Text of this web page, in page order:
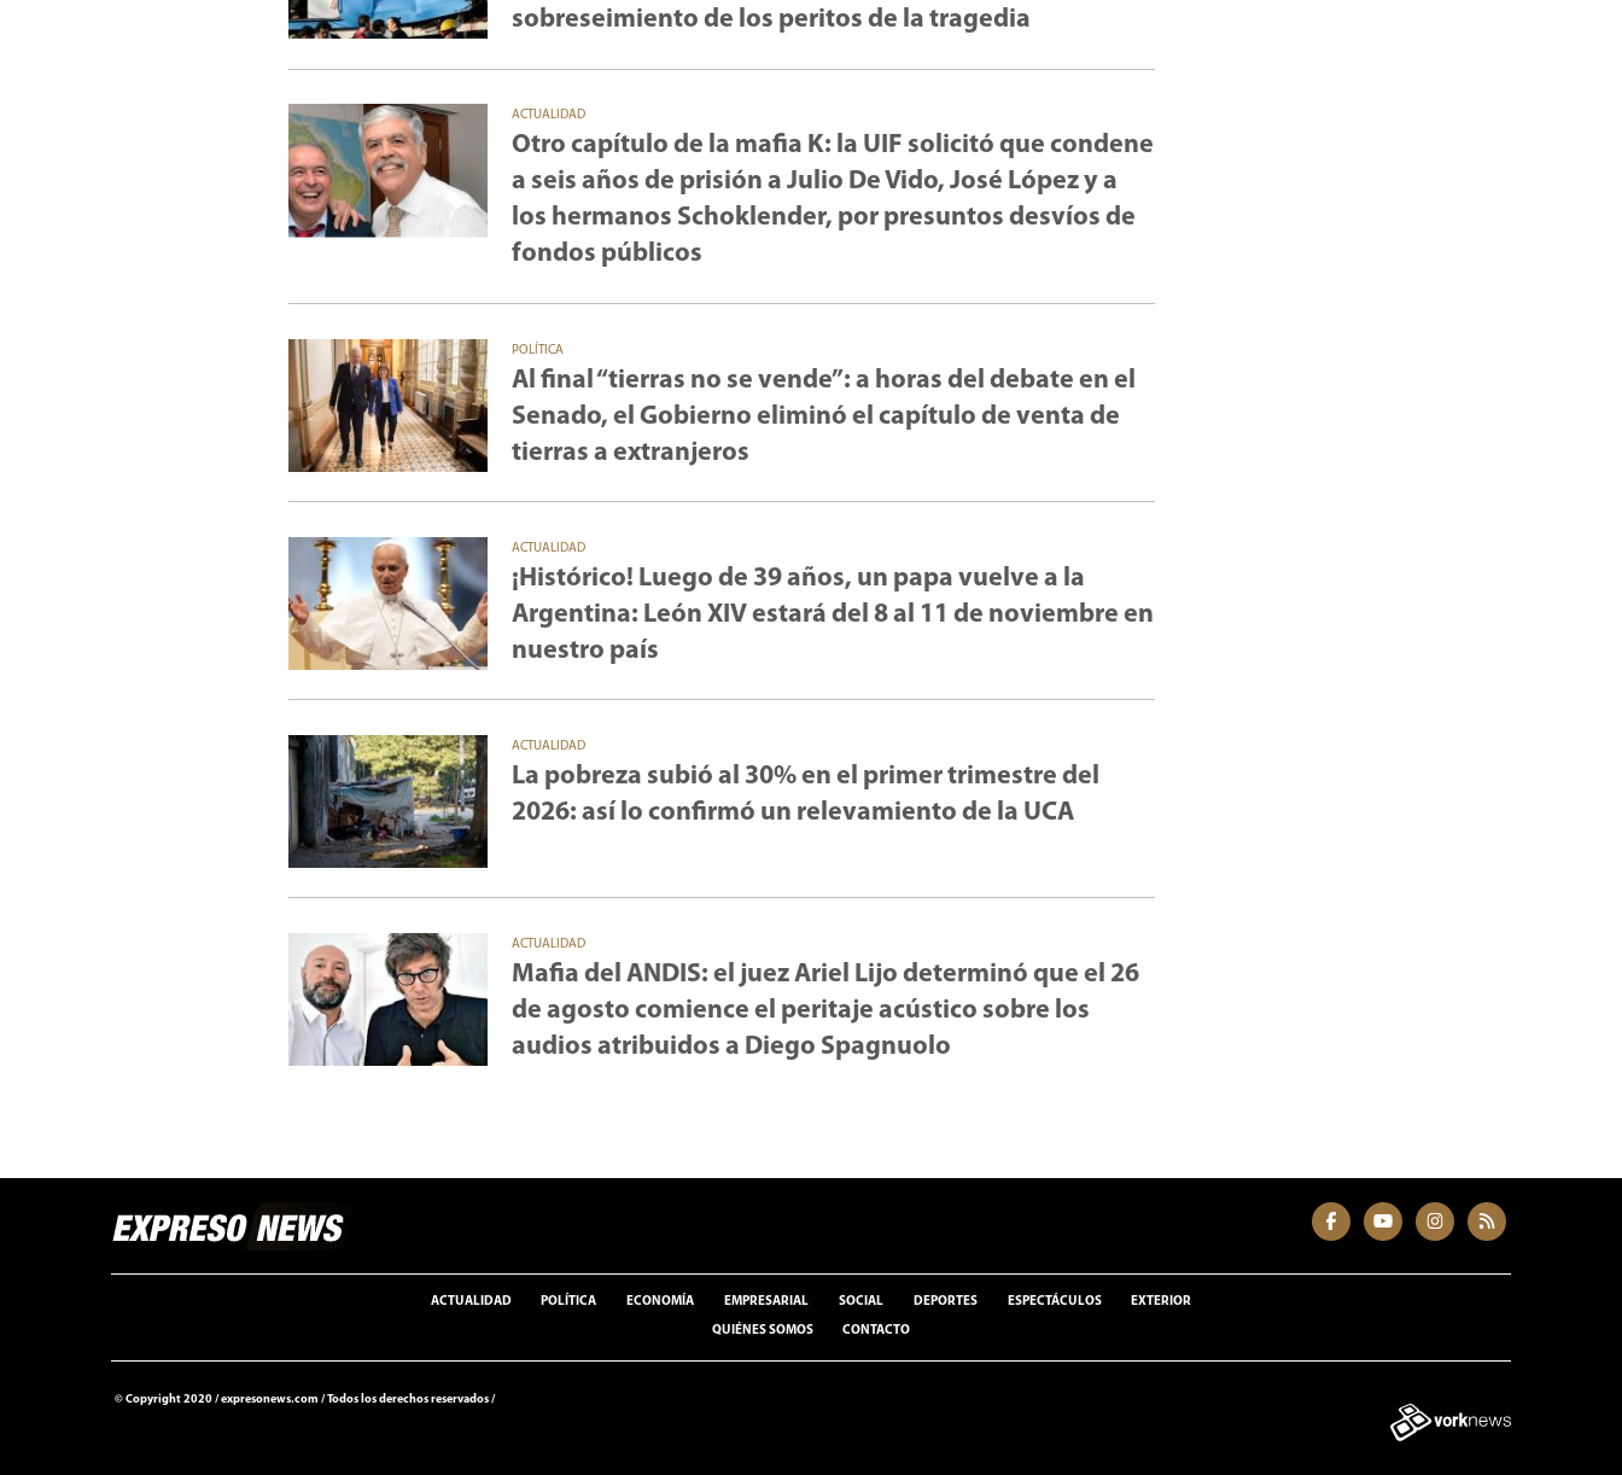
sobreseimiento de los peritos de la tragedia
ACTUALIDAD
Otro capítulo de la mafia K: la UIF solicitó que condene
a seis años de prisión a Julio De Vido, José López y a
los hermanos Schoklender, por presuntos desvíos de
fondos públicos
POLÍTICA
Al final “tierras no se vende”: a horas del debate en el
Senado, el Gobierno eliminó el capítulo de venta de
tierras a extranjeros
ACTUALIDAD
¡Histórico! Luego de 39 años, un papa vuelve a la
Argentina: León XIV estará del 8 al 11 de noviembre en
nuestro país
ACTUALIDAD
La pobreza subió al 30% en el primer trimestre del
2026: así lo confirmó un relevamiento de la UCA
ACTUALIDAD
Mafia del ANDIS: el juez Ariel Lijo determinó que el 26
de agosto comience el peritaje acústico sobre los
audios atribuidos a Diego Spagnuolo
ACTUALIDAD POLÍTICA ECONOMÍA EMPRESARIAL SOCIAL DEPORTES ESPECTÁCULOS EXTERIOR
QUIÉNES SOMOS CONTACTO
© Copyright 2020 /expresonews.com /Todos los derechos reservados /